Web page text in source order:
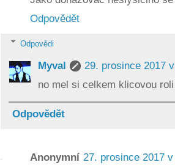
Odpovědět
Odpovědi
Myval
29. prosince 2017
no mel si celkem klicovou
Odpovědět
Anonymní 27. prosince 2017